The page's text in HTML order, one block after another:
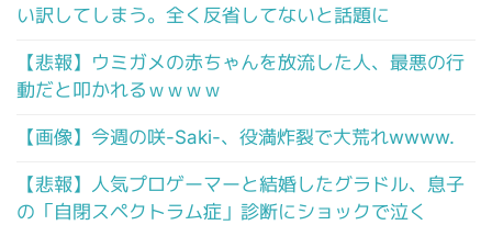
い訳してしまう。全く反省してないと話題に
【悲報】ウミガメの赤ちゃんを放流した人、最悪の行
動だと叩かれるｗｗｗｗ
【画像】今週の咲-Saki-、役満炸裂で大荒れwwww.
【悲報】人気プロゲーマーと結婚したグラドル、息子
の「自閉スペクトラム症」診断にショックで泣く